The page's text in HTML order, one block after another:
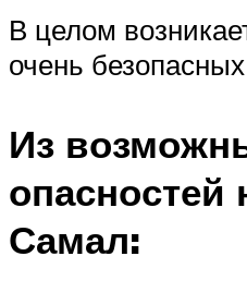
В целом
очень
Из
опасностей
Самал: